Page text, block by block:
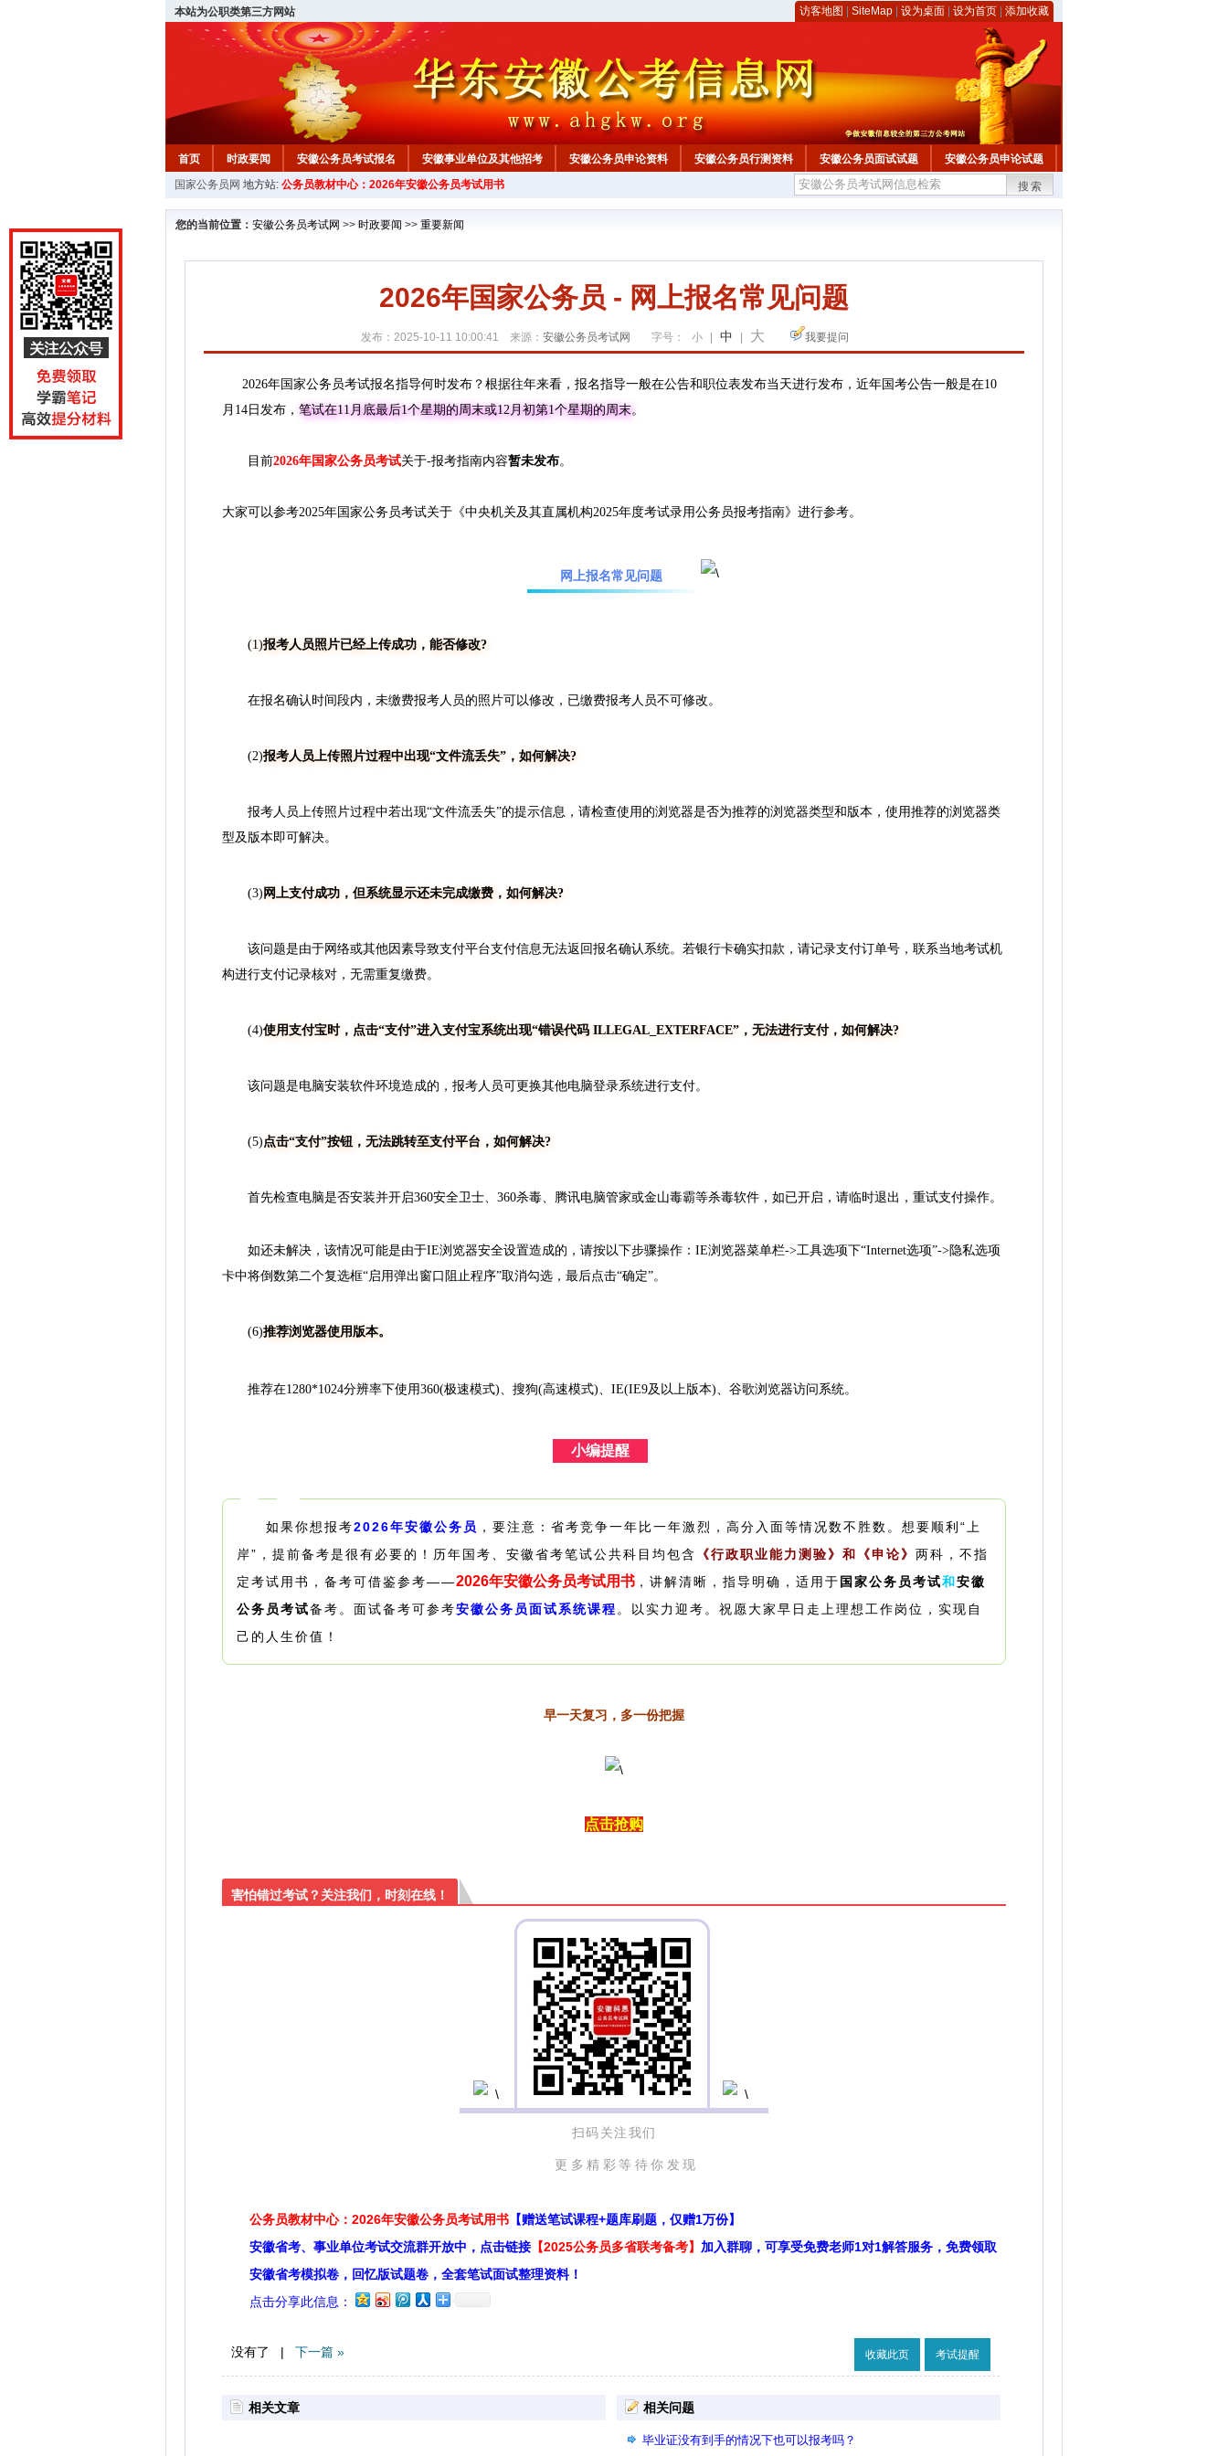
本站为公职类第三方网站 访客地图 SiteMap 设为桌面 设为首页 添加收藏
首页 时政要闻 安徽公务员考试报名 安徽事业单位及其他招考 安徽公务员申论资料 安徽公务员行测资料 安徽公务员面试试题 安徽公务员申论试题
安徽公务员行测试题 在线咨询 教材中心
国家公务员网 地方站: 公务员教材中心：2026年安徽公务员考试用书 搜索
您的当前位置： 安徽公务员考试网 >> 时政要闻 >> 重要新闻
2026年国家公务员 - 网上报名常见问题
发布：2025-10-11 10:00:41 来源： 安徽公务员考试网 字号： 小 中 大 我要提问
2026年国家公务员考试报名指导何时发布？根据往年来看，报名指导一般在公告和职位表发布当天进行发布，近年国考公告一般是在10
月14日发布， 笔试在11月底最后1个星期的周末或12月初第1个星期的周末。
目前2026年国家公务员考试关于-报考指南内容暂未发布。
大家可以参考2025年国家公务员考试关于《中央机关及其直属机构2025年度考试录用公务员报考指南》进行参考。
网上报名常见问题
(1)报考人员照片已经上传成功，能否修改?
在报名确认时间段内，未缴费报考人员的照片可以修改，已缴费报考人员不可修改。
(2)报考人员上传照片过程中出现“文件流丢失”，如何解决?
报考人员上传照片过程中若出现“文件流丢失”的提示信息，请检查使用的浏览器是否为推荐的浏览器类型和版本，使用推荐的浏览器类
型及版本即可解决。
(3) 网上支付成功，但系统显示还未完成缴费，如何解决?
该问题是由于网络或其他因素导致支付平台支付信息无法返回报名确认系统。若银行卡确实扣款，请记录支付订单号，联系当地考试机
构进行支付记录核对，无需重复缴费。
(4)使用支付宝时，点击“支付”进入支付宝系统出现“错误代码 ILLEGAL_EXTERFACE”，无法进行支付，如何解决?
该问题是电脑安装软件环境造成的，报考人员可更换其他电脑登录系统进行支付。
(5)点击“支付”按钮，无法跳转至支付平台，如何解决?
首先检查电脑是否安装并开启360安全卫士、360杀毒、腾讯电脑管家或金山毒霸等杀毒软件，如已开启，请临时退出，重试支付操作。
如还未解决，该情况可能是由于IE浏览器安全设置造成的，请按以下步骤操作：IE浏览器菜单栏->工具选项下“Internet选项”->隐私选项
卡中将倒数第二个复选框“启用弹出窗口阻止程序”取消勾选，最后点击“确定”。
(6)推荐浏览器使用版本。
推荐在1280*1024分辨率下使用360(极速模式)、搜狗(高速模式)、IE(IE9及以上版本)、谷歌浏览器访问系统。
小编提醒
如果你想报考2026年安徽公务员 ，要注意：省考竞争一年比一年激烈，高分入面等情况数不胜数。 想要顺利“上
岸”，提前备考是很有必要的！
历年国考、安徽省考笔试公共科目均包含 《行政职业能力测验》和《申论》 两科，不指
定考试用书，备考可借鉴参考——2026年安徽公务员考试用书 ，讲解清晰，指导明确，适用于 国家公务员考试和安徽
公务员考试备考。面试备考可参考安徽公务员面试系统课程 。
以实力迎考。祝愿大家早日走上理想工作岗位，实现自
己的人生价值！
早一天复习，多一份把握
点击抢购
害怕错过考试？关注我们，时刻在线！
扫码关注我们
更多精彩等待你发现
公务员教材中心：2026年安徽公务员考试用书 【赠送笔试课程+题库刷题，仅赠1万份】
安徽省考、事业单位考试交流群开放中，点击链接 【2025公务员多省联考备考】 加入群聊，可享受免费老师1对1解答服务，免费领取
安徽省考模拟卷，回忆版试题卷，全套笔试面试整理资料！
点击分享此信息：
没有了 | 下一篇 » 收藏此页 考试提醒
相关文章 相关问题
毕业证没有到手的情况下也可以报考吗？